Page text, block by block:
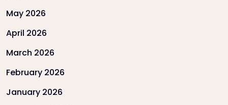
May 2026
April 2026
March 2026
February 2026
January 2026